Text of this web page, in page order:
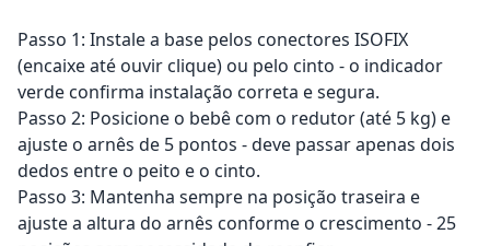
Passo 1: Instale a base pelos conectores ISOFIX
(encaixe até ouvir clique) ou pelo cinto - o indicador
verde confirma instalação correta e segura.
Passo 2: Posicione o bebê com o redutor (até 5 kg) e
ajuste o arnês de 5 pontos - deve passar apenas dois
dedos entre o peito e o cinto.
Passo 3: Mantenha sempre na posição traseira e
ajuste a altura do arnês conforme o crescimento - 25